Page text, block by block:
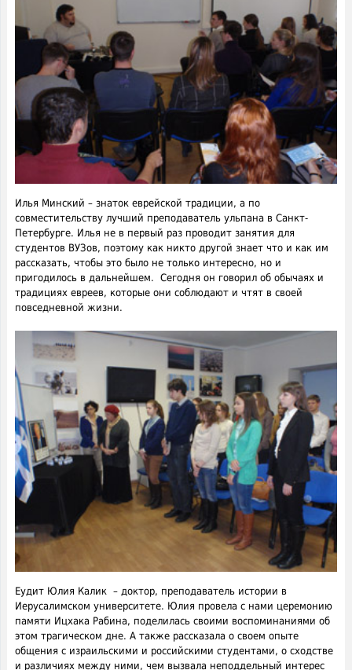
Илья Минский – знаток еврейской традиции, а по
совместительству лучший преподаватель ульпана в Санкт-
Петербурге. Илья не в первый раз проводит занятия для
студентов ВУЗов, поэтому как никто другой знает что и как им
рассказать, чтобы это было не только интересно, но и
пригодилось в дальнейшем. Сегодня он говорил об обычаях и
традициях евреев, которые они соблюдают и чтят в своей
повседневной жизни.
Еудит Юлия Калик – доктор, преподаватель истории в
Иерусалимском университете. Юлия провела с нами церемонию
памяти Ицхака Рабина, поделилась своими воспоминаниями об
этом трагическом дне. А также рассказала о своем опыте
общения с израильскими и российскими студентами, о сходстве
и различиях между ними, чем вызвала неподдельный интерес